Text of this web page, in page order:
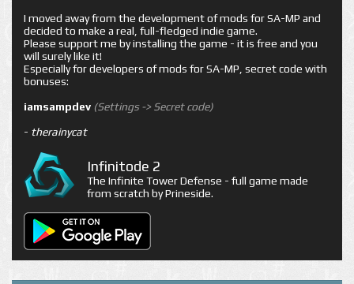
I moved away from the development of mods for SA-MP and
decided to make a real, full-fledged indie game.
Please support me by installing the game - it is free and you
will surely like it!
Especially for developers of mods for SA-MP, secret code with
bonuses:
iamsampdev (Settings -> Secret code)
- therainycat
Infinitode 2
The Infinite Tower Defense - full game made
from scratch by Prineside.